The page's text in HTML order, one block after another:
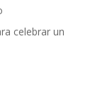
celebrar un